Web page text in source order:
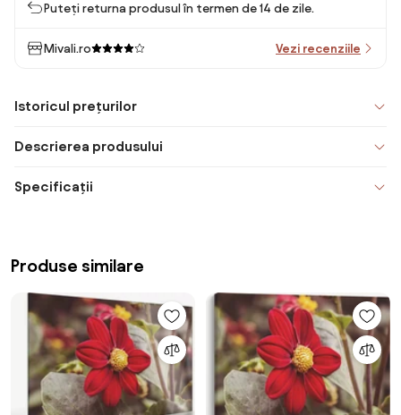
Puteți returna produsul în termen de 14 de zile.
Mivali.ro Vezi recenziile
Istoricul prețurilor
Descrierea produsului
Specificații
Produse similare